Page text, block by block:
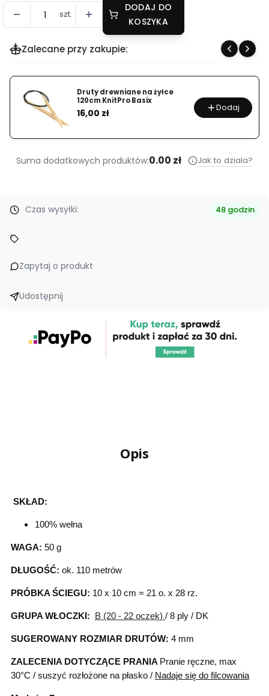
szt.
DODAJ DO
KOSZYKA
Zalecane przy zakupie:
Druty drewniane na żyłce
120cm KnitPro Basix
Cena
16,00 zł Dodaj
Suma dodatkowych produktów:0.00 zł Jak to dziala?
Czas wysyłki: 48 godzin
Zapytaj o produkt
Udostępnij
Opis
SKŁAD:
100% wełna
WAGA: 50 g
DŁUGOŚĆ: ok. 110 metrów
PRÓBKA ŚCIEGU: 10 x 10 cm = 21 o. x 28 rz.
GRUPA WŁOCZKI: B (20 - 22 oczek) / 8 ply / DK
SUGEROWANY ROZMIAR DRUTÓW: 4 mm
ZALECENIA DOTYCZĄCE PRANIA Pranie ręczne, max
30°C / suszyć rozłożone na płasko / Nadaje się do filcowania